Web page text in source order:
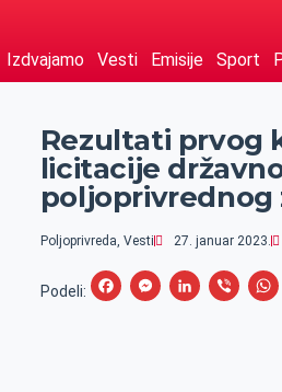
Izdvajamo Vesti Emisije Sport
Rezultati prvog
licitacije
poljoprivrednog
Poljoprivreda, Vesti 27. januar 2023.
Podeli:
F
M
L
V